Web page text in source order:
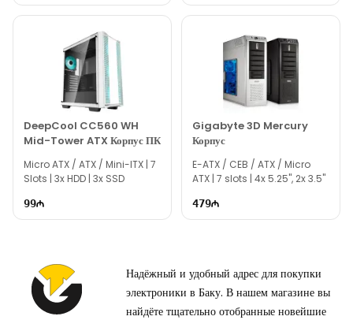
DeepCool CC560 WH
Mid-Tower ATX Корпус ПК
Micro ATX / ATX / Mini-ITX | 7
Slots | 3x HDD | 3x SSD
99
Gigabyte 3D Mercury
Корпус
E-ATX / CEB / ATX / Micro
ATX | 7 slots | 4x 5.25", 2x 3.5"
479
Надёжный и удобный адрес для покупки
электроники в Баку. В нашем магазине вы
найдёте тщательно отобранные новейшие